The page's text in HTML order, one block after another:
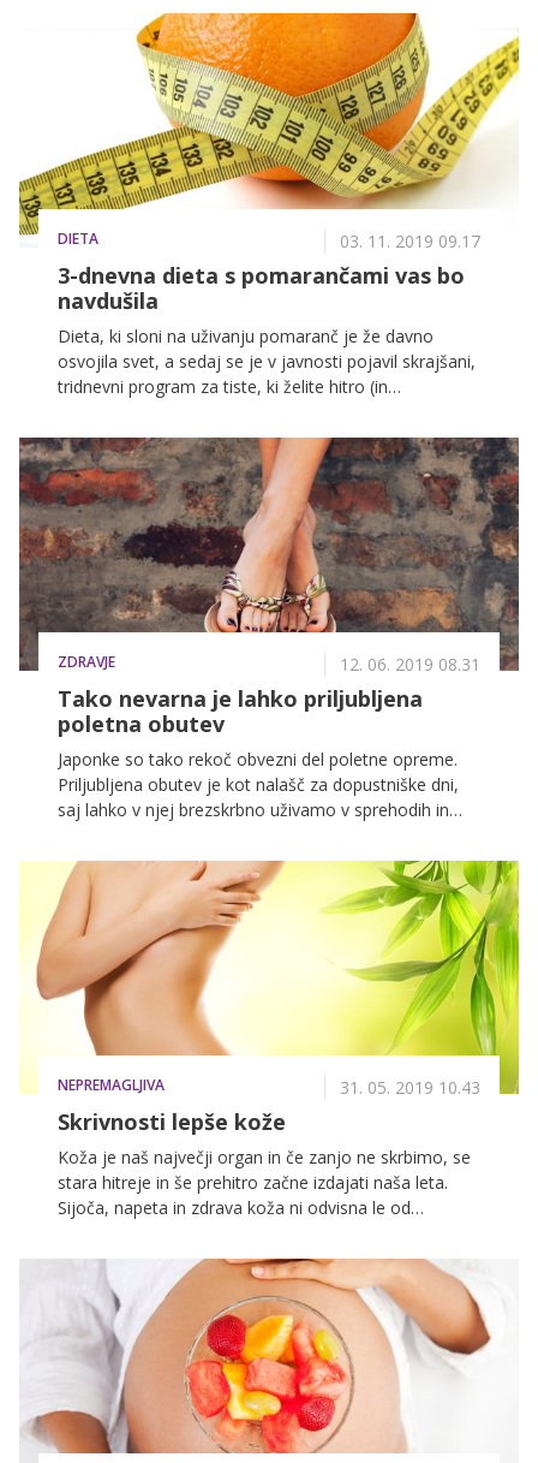
dodatek jedem, temveč tudi cenovno ugoden in
popolnoma naraven kozmetični izdelek. A le, če ga
uporabljamo na pravilen način, zato vam ponujamo
nekaj preprostih in učinkovitih nasvetov, kako lahko z
njegovo pomočjo obnovite od sonca poškodovano
DIETA 03. 11. 2019 09.17
3-dnevna dieta s pomarančami vas bo
navdušila
Dieta, ki sloni na uživanju pomaranč je že davno
osvojila svet, a sedaj se je v javnosti pojavil skrajšani,
tridnevni program za tiste, ki želite hitro (in
izbrani obleki na zabavi videti zares osupljivo.
Strokovnjaki ob tem svarijo, da s tovrstnim načinom
hujšanja ne gre pretiravati: tridnevne pomarančne
diete naj bi se lotili največ dvakrat na mesec oziroma
v razmaku najmanj dveh tednov.
ZDRAVJE 12. 06. 2019 08.31
Tako nevarna je lahko priljubljena
poletna obutev
Japonke so tako rekoč obvezni del poletne opreme.
Priljubljena obutev je kot nalašč za dopustniške dni,
saj lahko v njej brezskrbno uživamo v sprehodih in
za naše zdravje lahko celo nevarnejši kot visoke pete.
Tako vsaj trdijo strokovnjaki in zdravniki ter dodajajo,
da so japonke daleč od idealne poletne obutve.
NEPREMAGLJIVA 31. 05. 2019 10.43
Skrivnosti lepše kože
Koža je naš največji organ in če zanjo ne skrbimo, se
stara hitreje in še prehitro začne izdajati naša leta.
Sijoča, napeta in zdrava koža ni odvisna le od
povrhnjice, temveč tudi od pravilne prehrane. Moč
lepe kože se tako skriva v pravilnem izboru živil, ki so
bogata z vitamini, oljnimi kislinami in hranilnimi
sestavinami. Preverite, katera živila se morajo še
večkrat znajti na vašem krožniku.